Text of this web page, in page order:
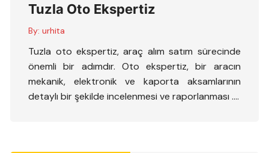
Tuzla Oto Ekspertiz
By: urhita
Tuzla oto ekspertiz, araç alım satım sürecinde
önemli bir adımdır. Oto ekspertiz, bir aracın
mekanik, elektronik ve kaporta aksamlarının
detaylı bir şekilde incelenmesi ve raporlanması ….